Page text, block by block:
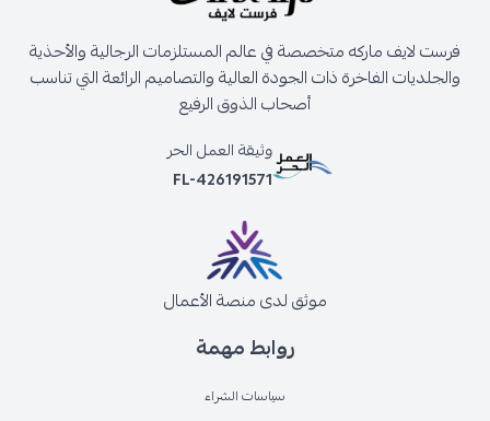
روابط مهمة
سياسات الشراء
فرست لايف ماركه متخصصة في عالم المستلزمات الرجالية والأحذية
والجلديات الفاخرة ذات الجودة العالية والتصاميم الرائعة التي تناسب
أصحاب الذوق الرفيع
وثيقة العمل الحر
FL-426191571
موثق لدى منصة الأعمال